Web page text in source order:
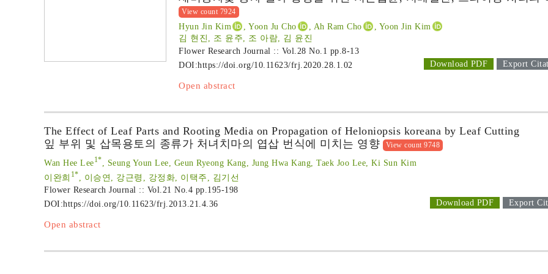
View count 7924
Hyun Jin Kim , Yoon Ju Cho , Ah Ram Cho
, Yoon Jin Kim
김 현진, 조 윤주, 조 아람, 김 윤진
Flower Research Journal :: Vol.28 No.1 pp.8-13
DOI:https://doi.org/10.11623/frj.2020.28.1.02 Download PDF Export
Open abstract
The Effect of Leaf Parts and Rooting Media on Propagation of Heloniopsis koreana by Leaf Cutting
잎 부위 및 삽목용토의 종류가 처녀치마의 엽삽 번식에 미치는 영향
View count 9748
Wan Hee Lee1*
, Seung Youn Lee, Geun Ryeong Kang, Jung Hwa Kang, Taek Joo Lee, Ki Sun Kim
이완희 1*
, 이승연, 강근령, 강정화, 이택주, 김기선
Flower Research Journal :: Vol.21 No.4 pp.195-198
DOI:https://doi.org/10.11623/frj.2013.21.4.36 Download PDF Export
Open abstract